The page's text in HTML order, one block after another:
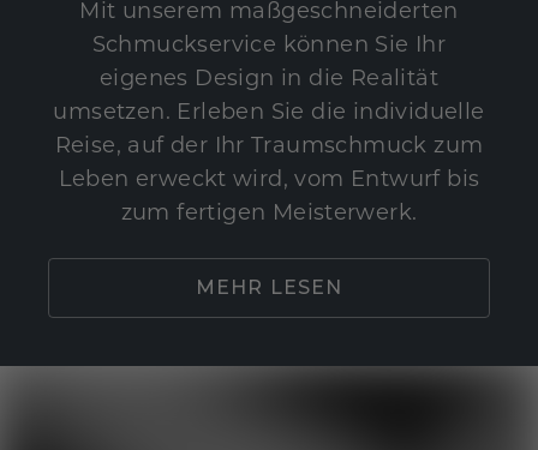
Mit unserem maßgeschneiderten
Schmuckservice können Sie Ihr
eigenes Design in die Realität
umsetzen. Erleben Sie die individuelle
Reise, auf der Ihr Traumschmuck zum
Leben erweckt wird, vom Entwurf bis
zum fertigen Meisterwerk.
MEHR LESEN